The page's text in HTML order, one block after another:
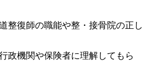
整復師の職能や整・接骨院の正し
政機関や保険者に理解してもら